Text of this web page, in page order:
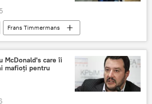
Frans Timmermans
Uniunea Europeană
a ieșit din UE
McDonald's care îi
mafioți pentru